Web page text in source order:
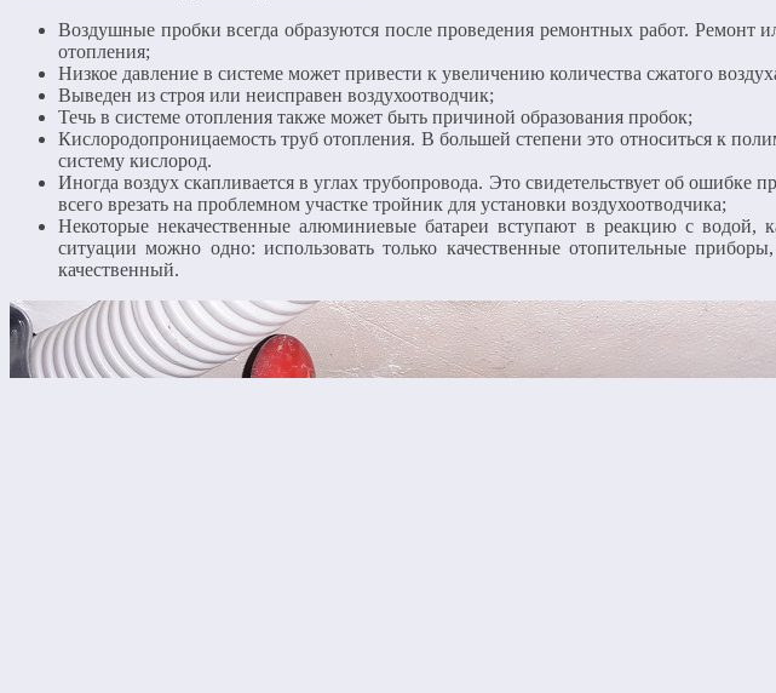
Воздушные пробки всегда образуются после проведения ремонтных работ.
отопления;
Низкое давление в системе может привести к увеличению количества сжатого
Выведен из строя или неисправен воздухоотводчик;
Течь в системе отопления также может быть причиной образования пробок;
Кислородопроницаемость труб отопления. В большей степени это относиться к
систему кислород.
Иногда воздух скапливается в углах трубопровода. Это свидетельствует об
всего врезать на проблемном участке тройник для установки воздухоотводчика;
Некоторые некачественные алюминиевые батареи вступают в реакцию с водой,
ситуации можно одно: использовать только качественные отопительные
качественный.